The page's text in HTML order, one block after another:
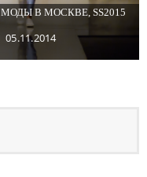
МОДЫ В МОСКВЕ, SS2015
05.11.2014